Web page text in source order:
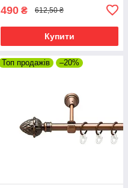
490 ₴ 612,50 ₴
Купити
Топ продажів –20%